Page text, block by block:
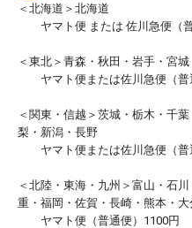
＜北海道＞北海道
ヤマト便 または 佐川急便（
＜東北＞青森・秋田・岩手・宮
ヤマト便または佐川急便
＜関東・信越＞茨城・栃木・千
梨・新潟・長野
ヤマト便または佐川急便（普
＜北陸・東海・九州＞富山・石
重・福岡・佐賀・長崎・熊本・
ヤマト便（普通便）1100円